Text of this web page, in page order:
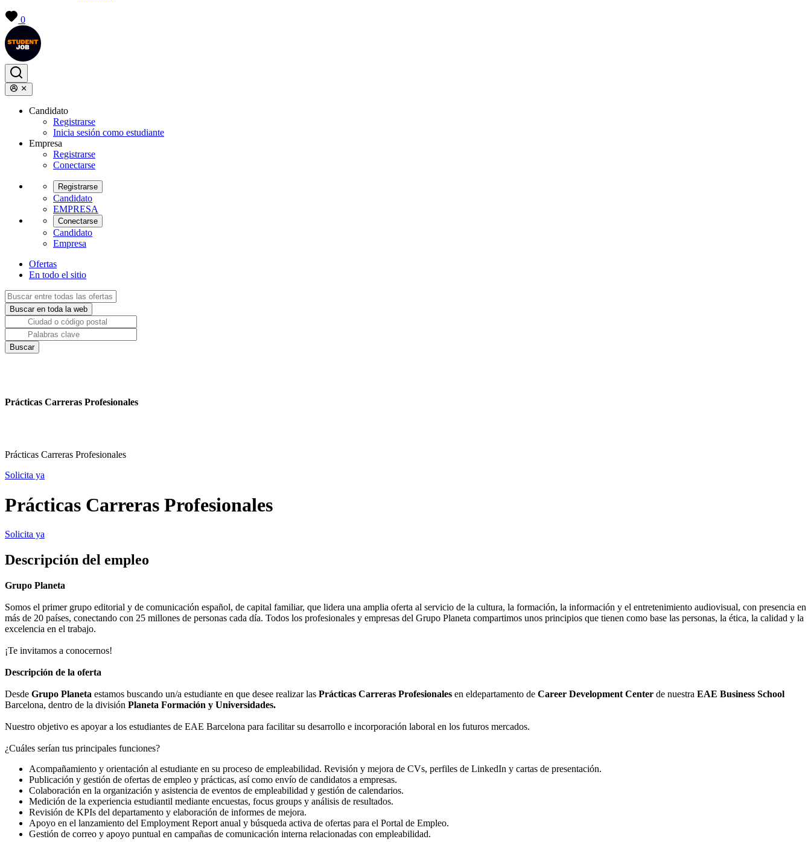
0
Candidato
Registrarse
Inicia sesión como estudiante
Empresa
Registrarse
Conectarse
Registrarse
Candidato
EMPRESA
Conectarse
Candidato
Empresa
Ofertas
En todo el sitio
Prácticas Carreras Profesionales
Prácticas Carreras Profesionales
Solicita ya
Prácticas Carreras Profesionales
Solicita ya
Descripción del empleo
Grupo Planeta
Somos el primer grupo editorial y de comunicación español, de capital familiar, que lidera una amplia oferta al servicio de la cultura, la formación, la información y el entretenimiento audiovisual, con presencia en
más de 20 países, conectando con 25 millones de personas cada día. Todos los profesionales y empresas del Grupo Planeta compartimos unos principios que tienen como base las personas, la ética, la calidad y la
excelencia en el trabajo.
¡Te invitamos a conocernos!
Descripción de la oferta
Desde Grupo Planeta estamos buscando un/a estudiante en que desee realizar las Prácticas Carreras Profesionales en eldepartamento de Career Development Center de nuestra EAE Business School
Barcelona, dentro de la división Planeta Formación y Universidades.
Nuestro objetivo es apoyar a los estudiantes de EAE Barcelona para facilitar su desarrollo e incorporación laboral en los futuros mercados.
¿Cuáles serían tus principales funciones?
Acompañamiento y orientación al estudiante en su proceso de empleabilidad. Revisión y mejora de CVs, perfiles de LinkedIn y cartas de presentación.
Publicación y gestión de ofertas de empleo y prácticas, así como envío de candidatos a empresas.
Colaboración en la organización y asistencia de eventos de empleabilidad y gestión de calendarios.
Medición de la experiencia estudiantil mediante encuestas, focus groups y análisis de resultados.
Revisión de KPIs del departamento y elaboración de informes de mejora.
Apoyo en el lanzamiento del Employment Report anual y búsqueda activa de ofertas para el Portal de Empleo.
Gestión de correo y apoyo puntual en campañas de comunicación interna relacionadas con empleabilidad.